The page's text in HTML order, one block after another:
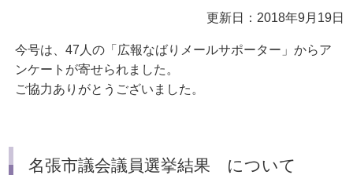
更新日：2018年9月19日
今号は、47人の「広報なばりメールサポーター」からア
ンケートが寄せられました。
ご協力ありがとうございました。
名張市議会議員選挙結果 について